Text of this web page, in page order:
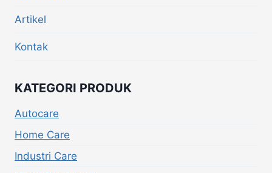
Artikel
Kontak
KATEGORI PRODUK
Autocare
Home Care
Industri Care